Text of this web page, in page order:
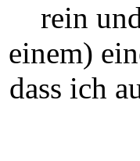
rein
einem)
dass ich